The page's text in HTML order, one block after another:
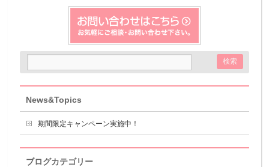
News&Topics
期間限定キャンペーン実施中！
ブログカテゴリー